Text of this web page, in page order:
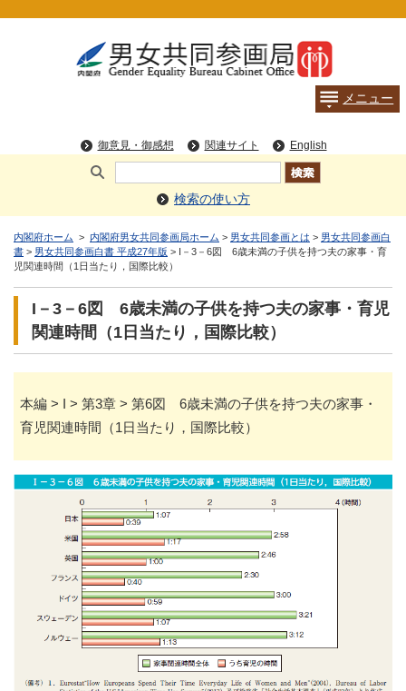
検索の使い方
内閣府ホーム > 内閣府男女共同参画局ホーム > 男女共同参画とは > 男女共同参画白
書 > 男女共同参画白書 平成27年版 > I－3－6図 6歳未満の子供を持つ夫の家事・育
児関連時間（1日当たり，国際比較）
I－3－6図 6歳未満の子供を持つ夫の家事・育児
関連時間（1日当たり，国際比較）
本編 > I > 第3章 > 第6図 6歳未満の子供を持つ夫の家事・
育児関連時間（1日当たり，国際比較）